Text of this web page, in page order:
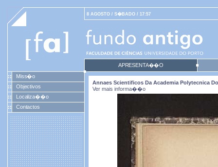
8 AGOSTO / S�BADO / 17:57
APRESENTA��O
Miss�o
Objectivos
Localiza��o
Contactos
Annaes Scientificos Da Academia Polytecnica
Ver mais informa��o